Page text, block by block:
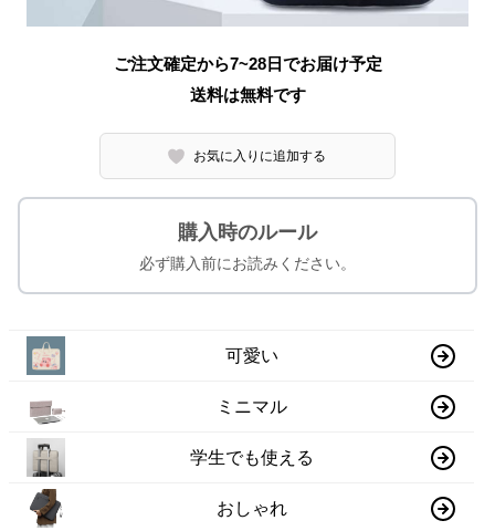
ご注文確定から7~28日でお届け予定
送料は無料です
お気に入りに追加する
購入時のルール
必ず購入前にお読みください。
可愛い
ミニマル
学生でも使える
おしゃれ